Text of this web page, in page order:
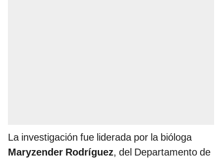
La investigación fue liderada por la bióloga
Maryzender Rodríguez, del Departamento de